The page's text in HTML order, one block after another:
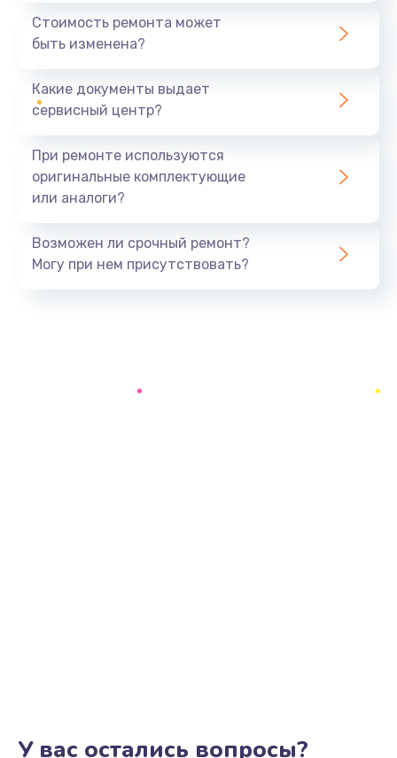
1440 руб.
Ремонт южного моста
Замена батарейки BIOS
Заказать
Ремонт цепи питания
Стоимость ремонта может
быть изменена?
Какие документы выдает
сервисный центр?
При ремонте используются
оригинальные комплектующие
или аналоги?
Возможен ли срочный ремонт?
Могу при нем присутствовать?
У вас остались вопросы?